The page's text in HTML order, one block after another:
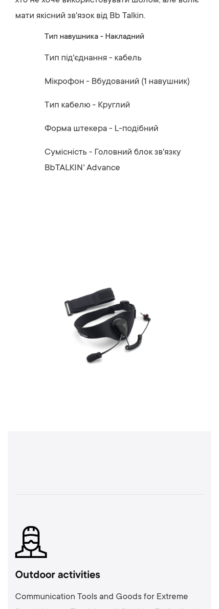
мати якісний зв'язок від Bb Talkin.
Тип навушника - Накладний
Тип під'єднання - кабель
Мікрофон - Вбудований (1 навушник)
Тип кабелю - Круглий
Форма штекера - L-подібний
Сумісність - Головний блок зв'язку
BbTALKIN' Advance
Outdoor activities
Communication Tools and Goods for Extreme